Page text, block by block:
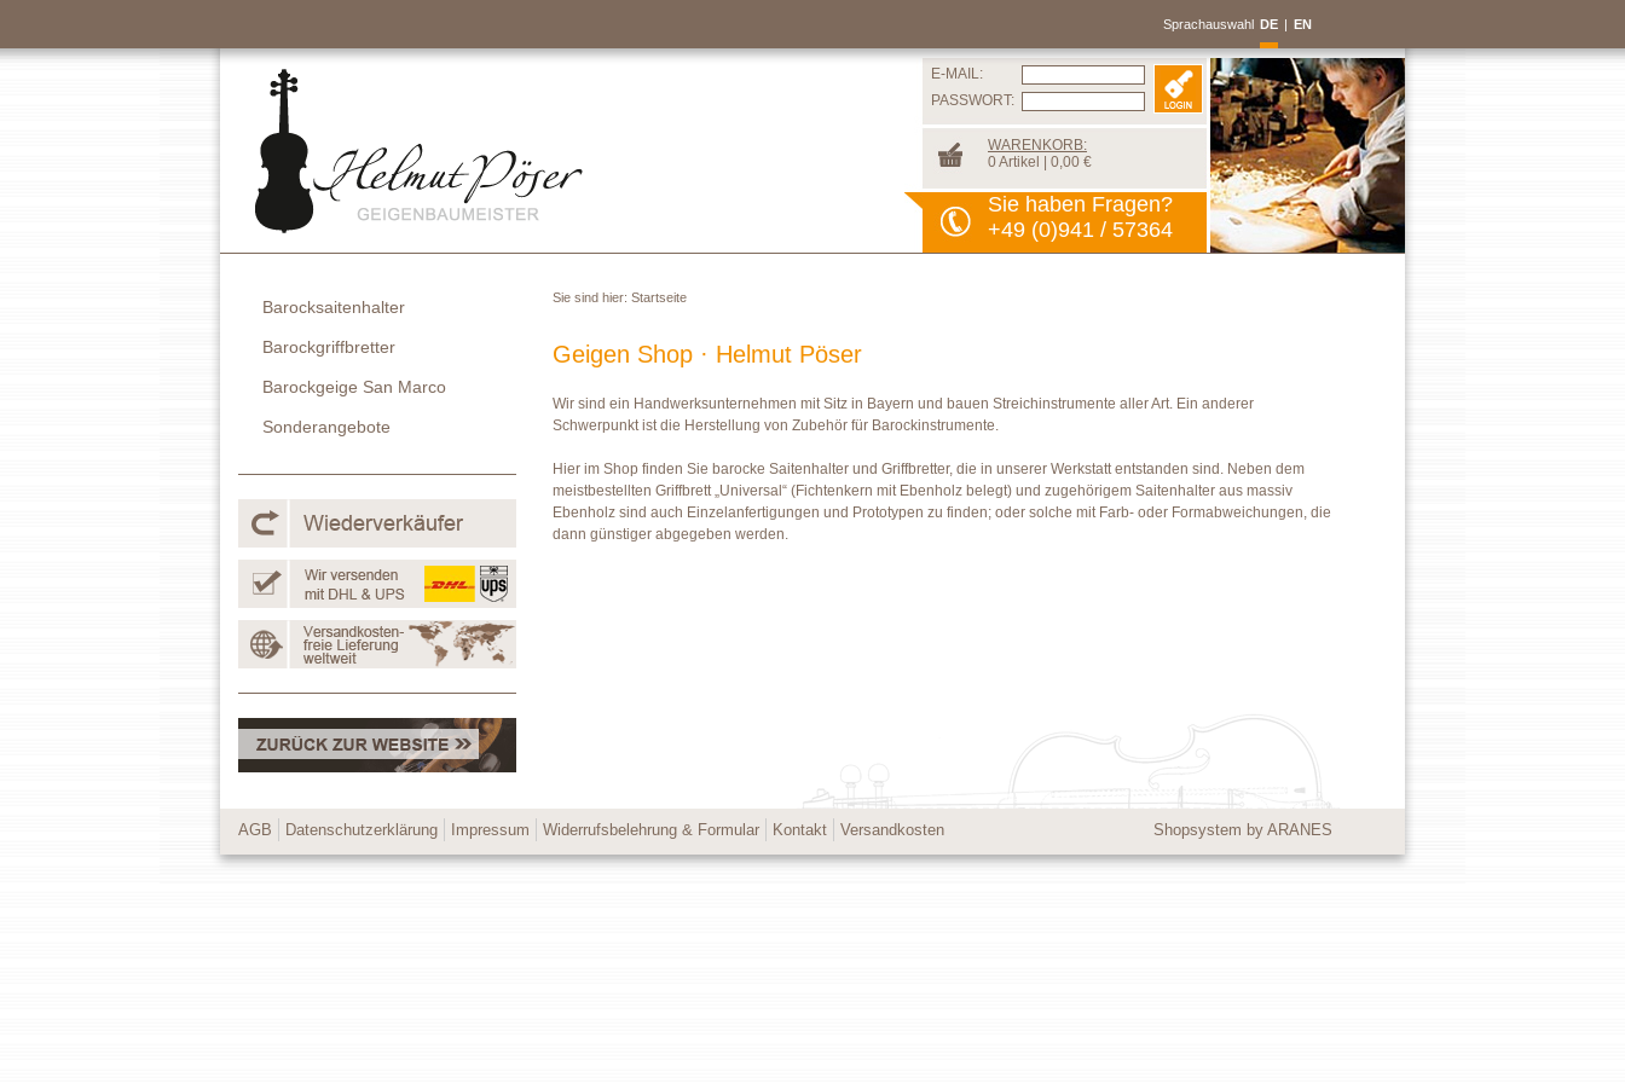
Sprachauswahl DE | EN
E-MAIL:
PASSWORT:
WARENKORB:
0 Artikel | 0,00 €
Sie haben Fragen?
+49 (0)941 / 57364
Sie sind hier: Startseite
Geigen Shop · Helmut Pöser
Wir sind ein Handwerksunternehmen mit Sitz in Bayern und bauen Streichinstrumente aller Art. Ein anderer
Schwerpunkt ist die Herstellung von Zubehör für Barockinstrumente.
Hier im Shop finden Sie barocke Saitenhalter und Griffbretter, die in unserer Werkstatt entstanden sind. Neben dem
meistbestellten Griffbrett „Universal“ (Fichtenkern mit Ebenholz belegt) und zugehörigem Saitenhalter aus massiv
Ebenholz sind auch Einzelanfertigungen und Prototypen zu finden; oder solche mit Farb- oder Formabweichungen, die
dann günstiger abgegeben werden.
Barocksaitenhalter
Barockgriffbretter
Barockgeige San Marco
Sonderangebote
Shopsystem by ARANES
AGB Datenschutzerklärung Impressum Widerrufsbelehrung & Formular Kontakt Versandkosten